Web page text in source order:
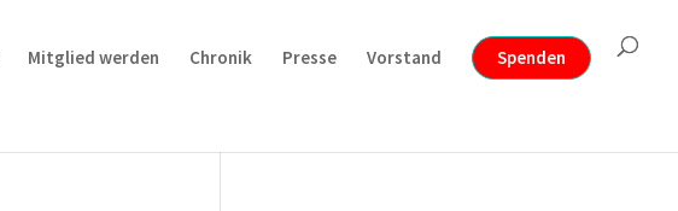
Mitglied werden Chronik Presse Vorstand Spenden